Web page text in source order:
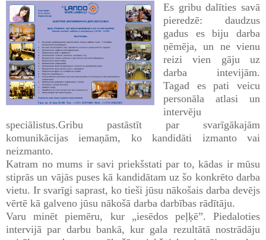
Es gribu dalīties savā
pieredzē: daudzus
gadus es biju darba
ņēmēja, un ne vienu
reizi vien gāju uz
darba intevijām.
Tagad es pati veicu
personāla atlasi un
intervēju
speciālistus.Gribu pastāstīt par svarīgākajām
komunikācijas iemaņām, ko kandidāti izmanto vai
neizmanto.
Katram no mums ir savi priekšstati par to, kādas ir mūsu
stiprās un vājās puses kā kandidātam uz šo konkrēto darba
vietu. Ir svarīgi saprast, ko tieši jūsu nākošais darba devējs
vērtē kā galveno jūsu nākošā darba darbības rādītāju.
Varu minēt piemēru, kur „iesēdos peļķē”. Piedaloties
intervijā par darbu bankā, kur gala rezultātā nostrādāju